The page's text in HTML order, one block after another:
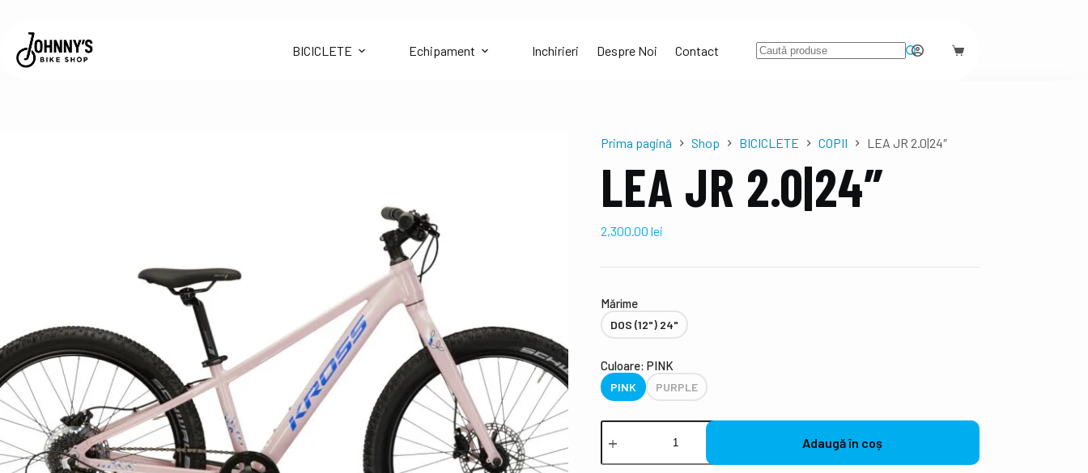
LEA JR 2.0|24″
2,300.00lei
Selectează opțiunileBICICLETE Echipament Inchirieri Despre Noi Contact
Prima pagină Shop BICICLETE COPII LEA JR 2.0|24″
LEA JR 2.0|24″
2,300.00 lei
Mǎrime
DOS (12") 24"
Culoare: PINK
PINK PURPLE
Adaugă în coș